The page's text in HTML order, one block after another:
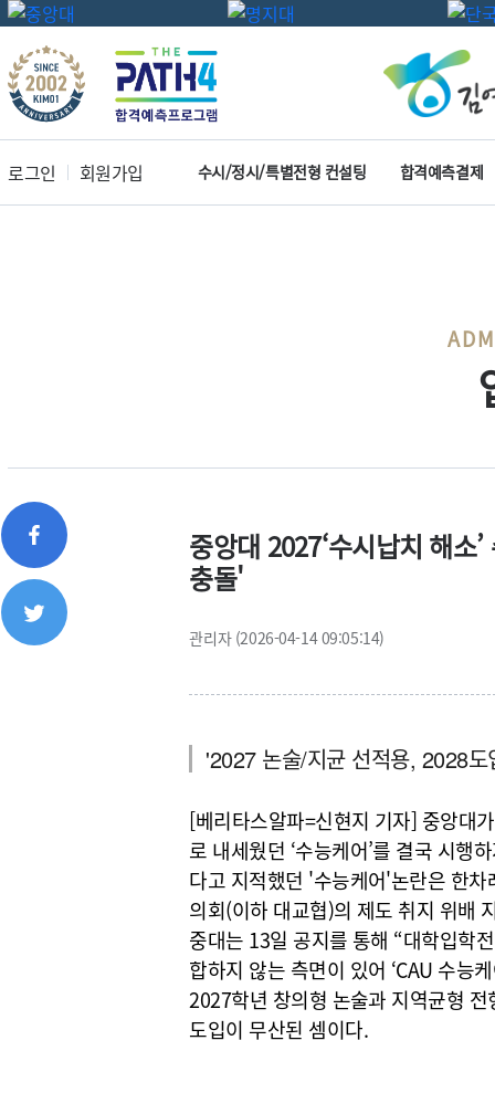
로그인 회원가입 수시/정시/특별전형 컨설팅 합격예측결제
중앙대 2027‘수시납치 해소
충돌'
관리자 (2026-04-14 09:05:14)
'2027 논술/지균 선적용, 2028도
[베리타스알파=신현지 기자] 중앙대
로 내세웠던 ‘수능케어’를 결국 시행
다고 지적했던 '수능케어'논란은 한
의회(이하 대교협)의 제도 취지 위배
중대는 13일 공지를 통해 “대학입학
합하지 않는 측면이 있어 ‘CAU 수능
2027학년 창의형 논술과 지역균형
도입이 무산된 셈이다.